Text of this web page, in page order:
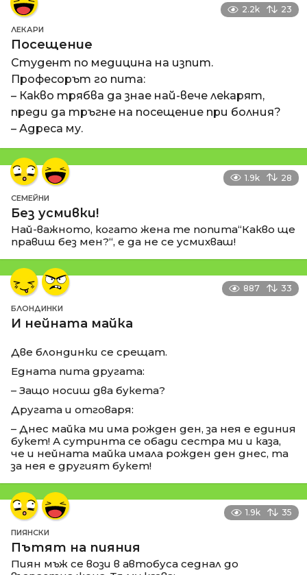
2.2k 23
ЛЕКАРИ
Посещение
Студент по медицина на изпит.
Професорът го пита:
– Какво трябва да знае най-вече лекарят,
преди да тръгне на посещение при болния?
– Адреса му.
1.9k 28
СЕМЕЙНИ
Без усмивки!
Най-важното, когато жена те попита“Какво ще
правиш без мен?“, е да не се усмихваш!
887 33
БЛОНДИНКИ
И нейната майка
Две блондинки се срещат.
Едната пита другата:
– Защо носиш два букета?
Другата и отговаря:
– Днес майка ми има рожден ден, за нея е единия
букет! А сутринта се обади сестра ми и каза,
че и нейната майка имала рожден ден днес, та
за нея е другият букет!
1.9k 35
ПИЯНСКИ
Пътят на пияния
Пиян мъж се вози в автобуса седнал до